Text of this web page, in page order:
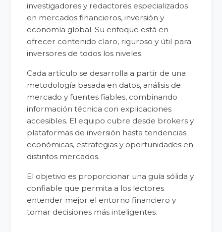
investigadores y redactores especializados
en mercados financieros, inversión y
economía global. Su enfoque está en
ofrecer contenido claro, riguroso y útil para
inversores de todos los niveles.
Cada artículo se desarrolla a partir de una
metodología basada en datos, análisis de
mercado y fuentes fiables, combinando
información técnica con explicaciones
accesibles. El equipo cubre desde brokers y
plataformas de inversión hasta tendencias
económicas, estrategias y oportunidades en
distintos mercados.
El objetivo es proporcionar una guía sólida y
confiable que permita a los lectores
entender mejor el entorno financiero y
tomar decisiones más inteligentes.